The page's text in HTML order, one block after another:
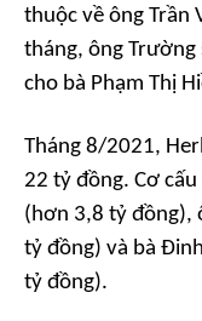
thuộc về ông Trần
tháng, ông
cho bà Phạm Thị
Tháng 8/2021,
22 tỷ đồng. Cơ
(hơn 3,8 tỷ đồng),
tỷ đồng) và bà
tỷ đồng).